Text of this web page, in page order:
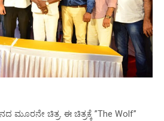
ಮೂರನೇ‌ ಚಿತ್ರ. ಈ ಚಿತ್ರಕ್ಕೆ ”The Wolf”